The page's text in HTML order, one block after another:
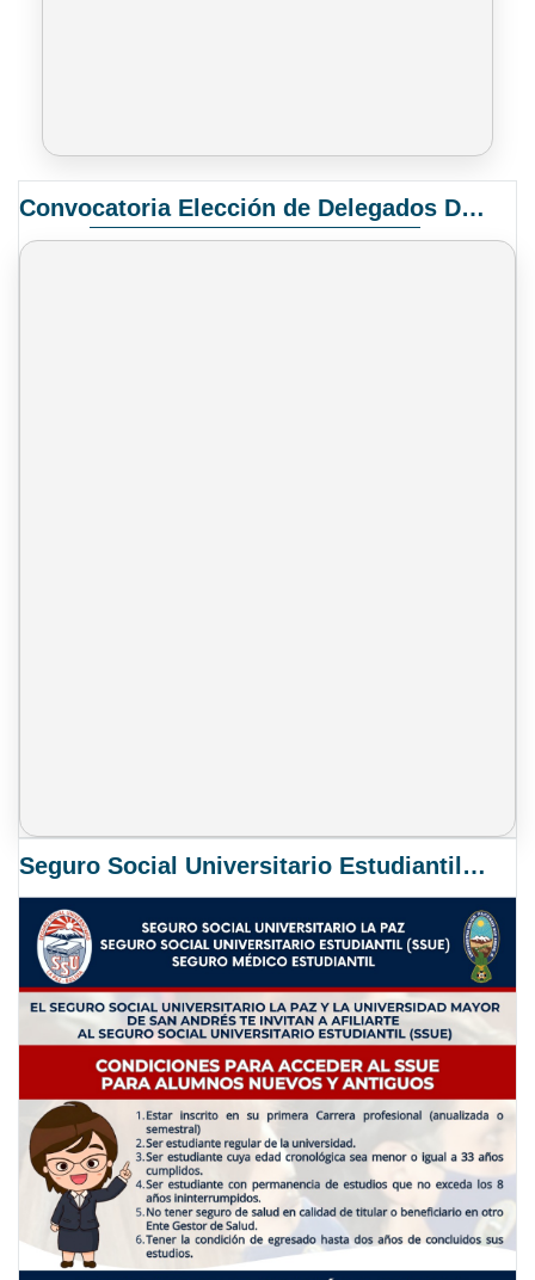
Convocatoria Elección de Delegados Docentes para el XIV Congreso Nacional de Universidades
Seguro Social Universitario Estudiantil SSUE